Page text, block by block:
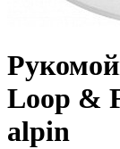
Loop &
alpin